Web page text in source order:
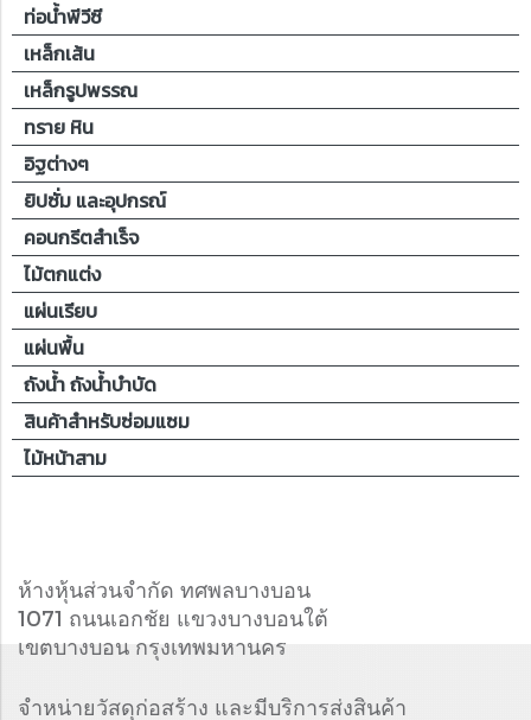
ท่อน้ำพีวีซี
เหล็กเส้น
เหล็กรูปพรรณ
ทราย หิน
อิฐต่างๆ
ยิปซั่ม และอุปกรณ์
คอนกรีตสำเร็จ
ไม้ตกแต่ง
แผ่นเรียบ
แผ่นพื้น
ถังน้ำ ถังน้ำบำบัด
สินค้าสำหรับซ่อมแซม
ไม้หน้าสาม
ห้างหุ้นส่วนจำกัด ทศพลบางบอน
1071 ถนนเอกชัย แขวงบางบอนใต้
เขตบางบอน กรุงเทพมหานคร
จำหน่ายวัสดุก่อสร้าง และมีบริการส่งสินค้า